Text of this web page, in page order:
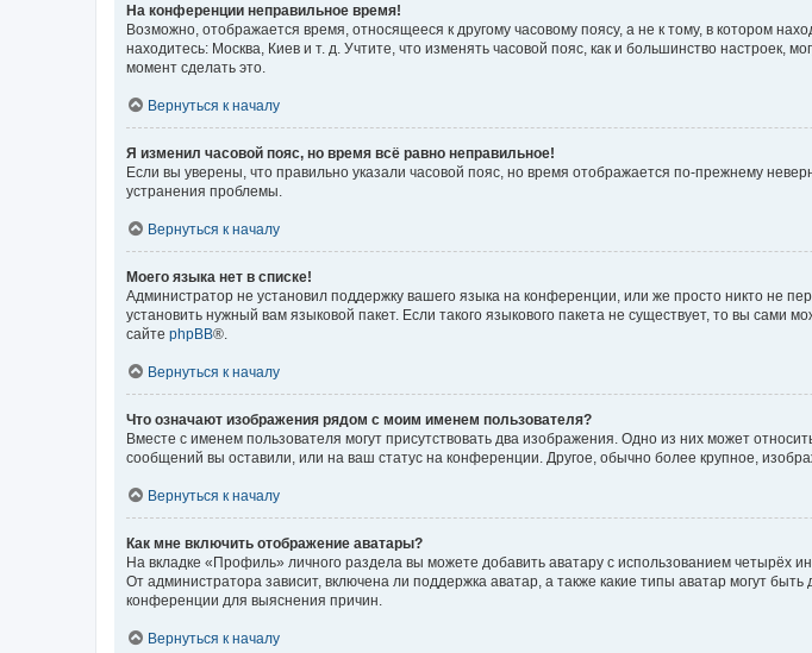
На конференции неправильное время!
Возможно, отображается время, относящееся к другому часовому поясу, а не к тому, в котором
находитесь: Москва, Киев и т. д. Учтите, что изменять часовой пояс, как и большинство настроек,
момент сделать это.
Вернуться к началу
Я изменил часовой пояс, но время всё равно неправильное!
Если вы уверены, что правильно указали часовой пояс, но время отображается по-прежнему
устранения проблемы.
Вернуться к началу
Моего языка нет в списке!
Администратор не установил поддержку вашего языка на конференции, или же просто никто не
установить нужный вам языковой пакет. Если такого языкового пакета не существует, то вы
сайте phpBB®.
Вернуться к началу
Что означают изображения рядом с моим именем пользователя?
Вместе с именем пользователя могут присутствовать два изображения. Одно из них может
сообщений вы оставили, или на ваш статус на конференции. Другое, обычно более крупное,
Вернуться к началу
Как мне включить отображение аватары?
На вкладке «Профиль» личного раздела вы можете добавить аватару с использованием четырёх
От администратора зависит, включена ли поддержка аватар, а также какие типы аватар могут
конференции для выяснения причин.
Вернуться к началу